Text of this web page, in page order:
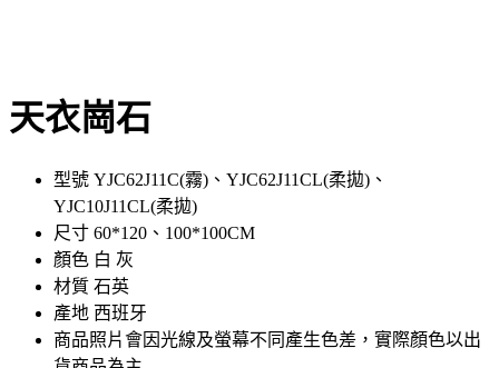
天衣崗石
型號 YJC62J11C(霧)、YJC62J11CL(柔拋)、
YJC10J11CL(柔拋)
尺寸 60*120、100*100CM
顏色 白 灰
材質 石英
產地 西班牙
商品照片會因光線及螢幕不同產生色差，實際顏色以出